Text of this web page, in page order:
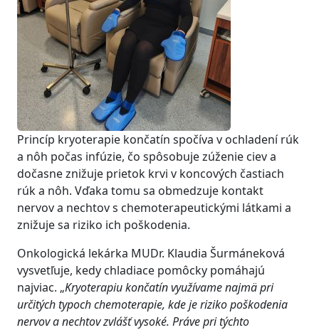
Princíp kryoterapie končatín spočíva v ochladení rúk
a nôh počas infúzie, čo spôsobuje zúženie ciev a
dočasne znižuje prietok krvi v koncových častiach
rúk a nôh. Vďaka tomu sa obmedzuje kontakt
nervov a nechtov s chemoterapeutickými látkami a
znižuje sa riziko ich poškodenia.
Onkologická lekárka MUDr. Klaudia Šurmáneková
vysvetľuje, kedy chladiace pomôcky pomáhajú
najviac. „Kryoterapiu končatín využívame najmä pri
určitých typoch chemoterapie, kde je riziko poškodenia
nervov a nechtov zvlášť vysoké. Práve pri týchto